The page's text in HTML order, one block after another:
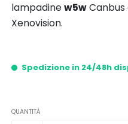
lampadinew5w
Xenovision.
Spedizione in 24/48h
QUANTITÀ